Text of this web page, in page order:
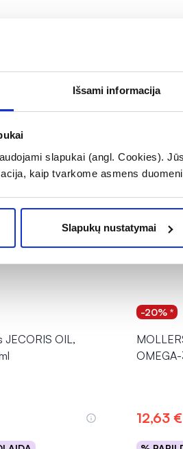
Išsami informacija
slapukai (angl. Cookies).
kaip tvarkome asmens
Slapukų nustatymai
JECORIS OIL,
-20% *
OMEGA-
12,63